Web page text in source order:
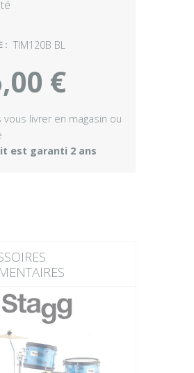
: TIM120B BL
€
vous livrer en magasin ou
est garanti 2 ans